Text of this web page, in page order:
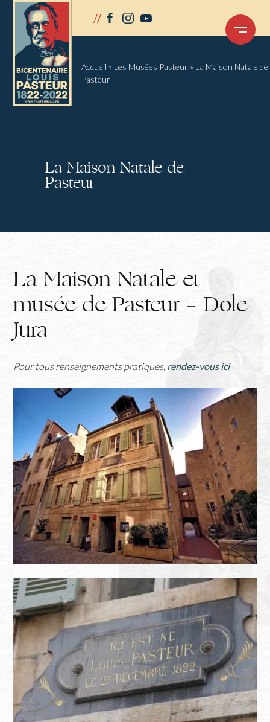
// facebook
instagram
youtube
OUVRIR
MENU
Accueil » Les Musées Pasteur» La Maison Natale de
Pasteur
La Maison Natale de
Pasteur
La Maison Natale et
musée de Pasteur – Dole
Jura
Pour tous renseignements pratiques, rendez-vous ici
Panneau de gestion des cookies